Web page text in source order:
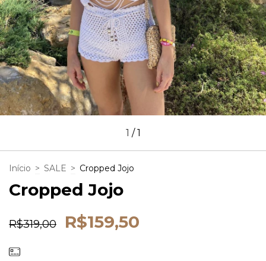
1 /1
Início > SALE > Cropped Jojo
Cropped Jojo
R$319,00 R$159,50